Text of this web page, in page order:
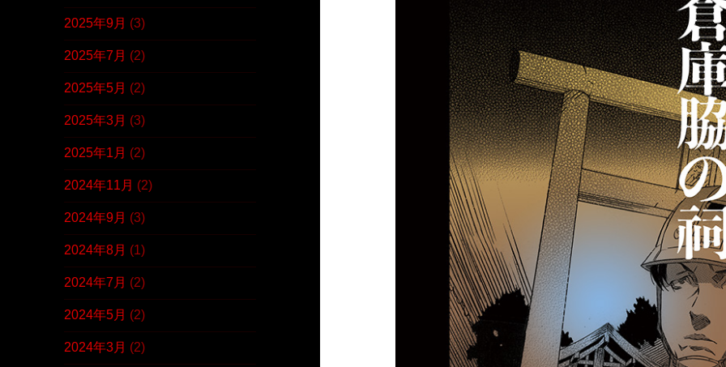
2025年9月 (3)
2025年7月 (2)
2025年5月 (2)
2025年3月 (3)
2025年1月 (2)
2024年11月 (2)
2024年9月 (3)
2024年8月 (1)
2024年7月 (2)
2024年5月 (2)
2024年3月 (2)